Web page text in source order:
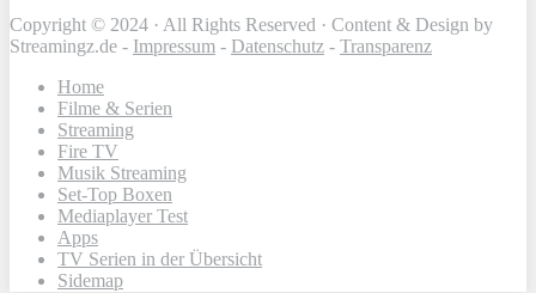
Copyright © 2024 · All Rights Reserved · Content & Design by
Streamingz.de - Impressum - Datenschutz - Transparenz
Home
Filme & Serien
Streaming
Fire TV
Musik Streaming
Set-Top Boxen
Mediaplayer Test
Apps
TV Serien in der Übersicht
Sidemap